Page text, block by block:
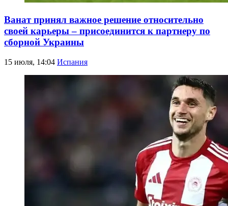
Ванат принял важное решение относительно
своей карьеры – присоединится к партнеру по
сборной Украины
15 июля, 14:04 Испания